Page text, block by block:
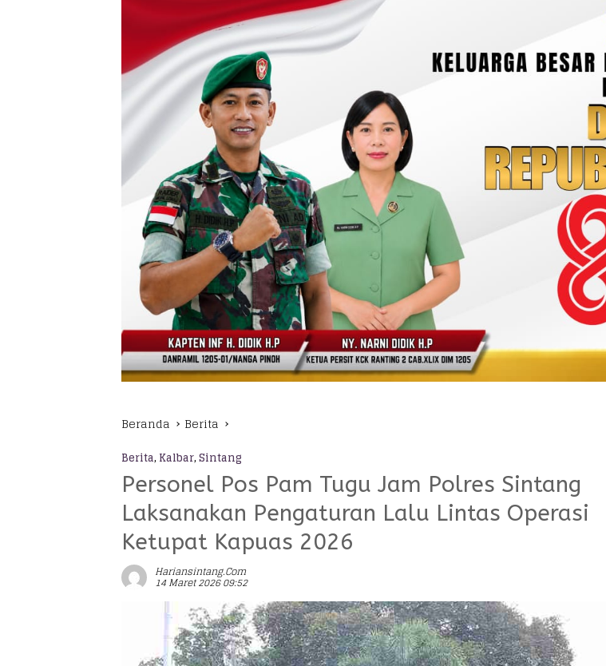
Beranda Berita
Berita, Kalbar,Sintang
Personel Pos Pam Tugu Jam Polres Sintang
Laksanakan Pengaturan Lalu Lintas Operasi
Ketupat Kapuas 2026
Hariansintang.com
14 Maret 2026 09:52